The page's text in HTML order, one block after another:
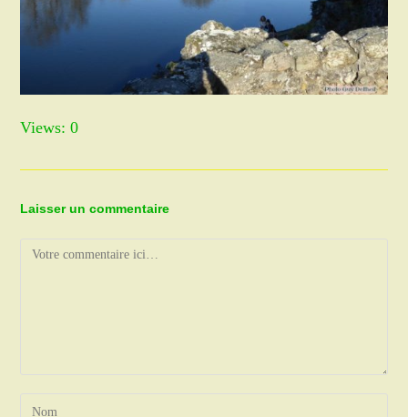
Views: 0
Laisser un commentaire
Comment
Enter